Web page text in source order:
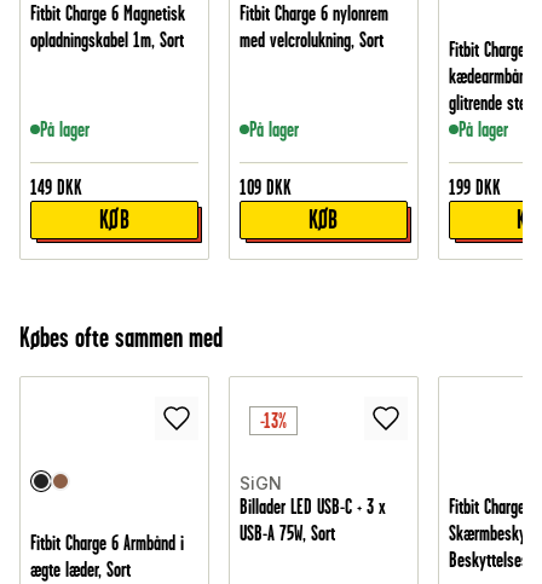
Fitbit Charge 6 Magnetisk
opladningskabel 1m, Sort
På lager
149 DKK
KØB
Fitbit Charge 6 nylonrem
med velcrolukning, Sort
På lager
109 DKK
KØB
Fitbit Charge 6
kædearmbånd
glitrende sten,
På lager
199 DKK
Købes ofte sammen med
Fitbit Charge 6 Armbånd i
ægte læder, Sort
-13%
SiGN
Billader LED USB-C + 3 x
USB-A 75W, Sort
Fitbit Charge 6